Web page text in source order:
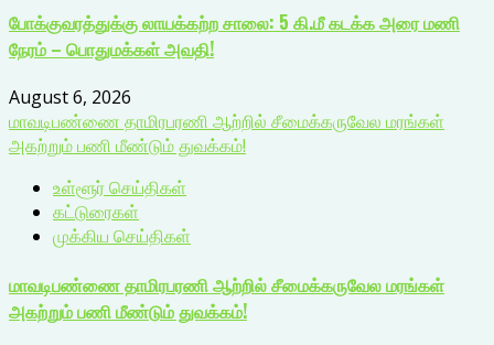
போக்குவரத்துக்கு லாயக்கற்ற சாலை: 5 கி.மீ கடக்க அரை மணி
நேரம் – பொதுமக்கள் அவதி!
August 6, 2026
மாவடிபண்ணை தாமிரபரணி ஆற்றில் சீமைக்கருவேல மரங்கள்
அகற்றும் பணி மீண்டும் துவக்கம்!
உள்ளூர் செய்திகள்
கட்டுரைகள்
முக்கிய செய்திகள்
மாவடிபண்ணை தாமிரபரணி ஆற்றில் சீமைக்கருவேல மரங்கள்
அகற்றும் பணி மீண்டும் துவக்கம்!